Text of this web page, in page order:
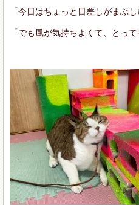
「今日はちょっと日差しがまぶし
「でも風が気持ちよくて、とっ